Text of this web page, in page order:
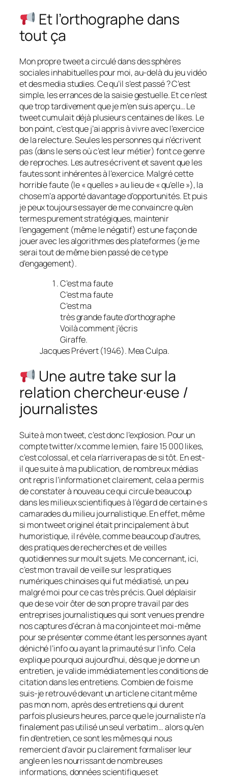
Et l’orthographe dans
tout ça
Mon propre tweet a circulé dans des sphères
sociales inhabituelles pour moi, au-delà du jeu vidéo
et des media studies. Ce qu’il s’est passé ? C’est
simple, les errances de la saisie gestuelle. Et ce n’est
que trop tardivement que je m’en suis aperçu… Le
tweet cumulait déjà plusieurs centaines de likes. Le
bon point, c’est que j’ai appris à vivre avec l’exercice
de la relecture. Seules les personnes qui n’écrivent
pas (dans le sens où c’est leur métier) font ce genre
de reproches. Les autres écrivent et savent que les
fautes sont inhérentes à l’exercice. Malgré cette
horrible faute (le « quelles » au lieu de « qu’elle »), la
chose m’a apporté davantage d’opportunités. Et puis
je peux toujours essayer de me convaincre qu’en
termes purement stratégiques, maintenir
l’engagement (même le négatif) est une façon de
jouer avec les algorithmes des plateformes (je me
serai tout de même bien passé de ce type
d’engagement).
C’est ma faute
C’est ma faute
C’est ma
très grande faute d’orthographe
Voilà comment j’écris
Giraffe.
Jacques Prévert (1946). Mea Culpa.
Une autre take sur la
relation chercheur·euse /
journalistes
Suite à mon tweet, c’est donc l’explosion. Pour un
compte twitter/x comme le mien, faire 15 000 likes,
c’est colossal, et cela n’arrivera pas de si tôt. En est-
il que suite à ma publication, de nombreux médias
ont repris l’information et clairement, cela a permis
de constater à nouveau ce qui circule beaucoup
dans les milieux scientifiques à l’égard de certain·e·s
camarades du milieu journalistique. En effet, même
si mon tweet originel était principalement à but
humoristique, il révèle, comme beaucoup d’autres,
des pratiques de recherches et de veilles
quotidiennes sur moult sujets. Me concernant, ici,
c’est mon travail de veille sur les pratiques
numériques chinoises qui fut médiatisé, un peu
malgré moi pour ce cas très précis. Quel déplaisir
que de se voir ôter de son propre travail par des
entreprises journalistiques qui sont venues prendre
nos captures d’écran à ma conjointe et moi-même
pour se présenter comme étant les personnes ayant
déniché l’info ou ayant la primauté sur l’info. Cela
explique pourquoi aujourd’hui, dès que je donne un
entretien, je valide immédiatement les conditions de
citation dans les entretiens. Combien de fois me
suis-je retrouvé devant un article ne citant même
pas mon nom, après des entretiens qui durent
parfois plusieurs heures, parce que le journaliste n’a
finalement pas utilisé un seul verbatim… alors qu’en
fin d’entretien, ce sont les mêmes qui nous
remercient d’avoir pu clairement formaliser leur
angle en les nourrissant de nombreuses
informations, données scientifiques et